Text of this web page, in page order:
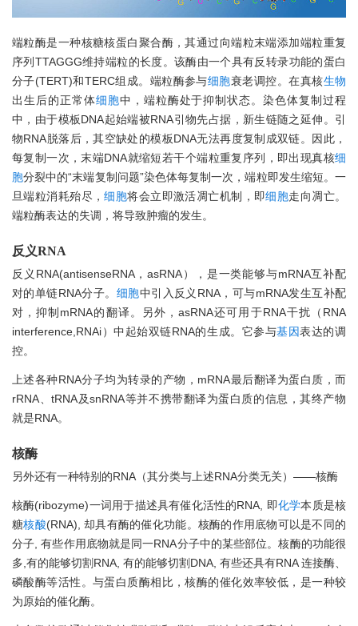
端粒酶是一种核糖核蛋白聚合酶，其通过向端粒末端添加端粒重复
序列TTAGGG维持端粒的长度。该酶由一个具有反转录功能的蛋白
分子(TERT)和TERC组成。端粒酶参与细胞衰老调控。在真核生物
出生后的正常体细胞中，端粒酶处于抑制状态。染色体复制过程
中，由于模板DNA起始端被RNA引物先占据，新生链随之延伸。引
物RNA脱落后，其空缺处的模板DNA无法再度复制成双链。因此，
每复制一次，末端DNA就缩短若干个端粒重复序列，即出现真核细
胞分裂中的“末端复制问题”染色体每复制一次，端粒即发生缩短。一
旦端粒消耗殆尽，细胞将会立即激活凋亡机制，即细胞走向凋亡。
端粒酶表达的失调，将导致肿瘤的发生。
反义RNA
反义RNA(antisenseRNA，asRNA），是一类能够与mRNA互补配
对的单链RNA分子。 细胞中引入反义RNA，可与mRNA发生互补配
对，抑制mRNA的翻译。另外，asRNA还可用于RNA干扰（RNA
interference,RNAi）中起始双链RNA的生成。它参与基因表达的调
控。
上述各种RNA分子均为转录的产物，mRNA最后翻译为蛋白质，而
rRNA、tRNA及snRNA等并不携带翻译为蛋白质的信息，其终产物
就是RNA。
核酶
另外还有一种特别的RNA（其分类与上述RNA分类无关）——核酶
核酶(ribozyme)一词用于描述具有催化活性的RNA, 即化学本质是核
糖核酸(RNA), 却具有酶的催化功能。核酶的作用底物可以是不同的
分子, 有些作用底物就是同一RNA分子中的某些部位。核酶的功能很
多,有的能够切割RNA, 有的能够切割DNA, 有些还具有RNA 连接酶、
磷酸酶等活性。与蛋白质酶相比，核酶的催化效率较低，是一种较
为原始的催化酶。